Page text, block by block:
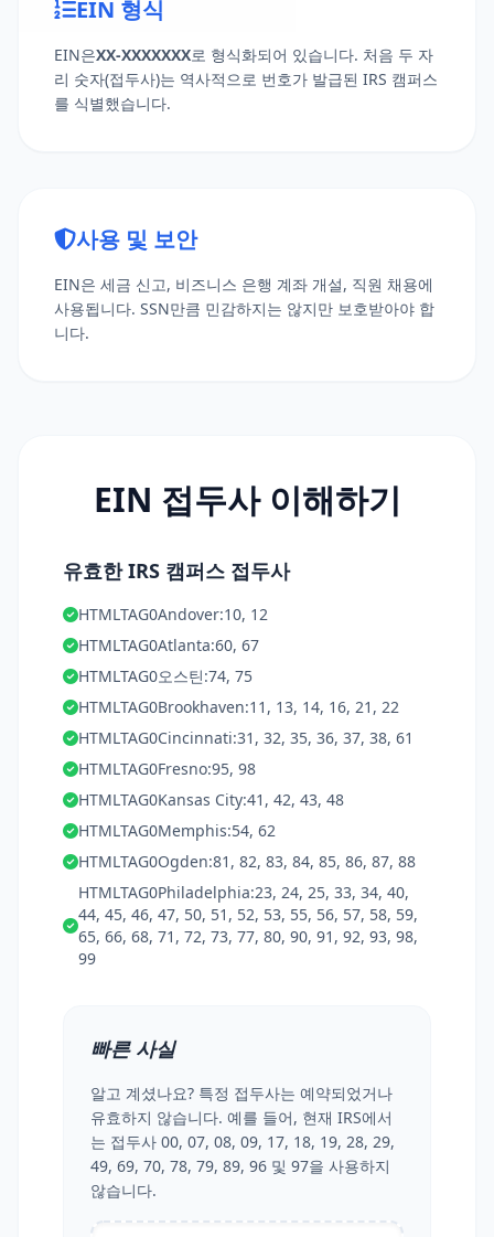
88-6748113
EIN 형식
EIN은XX-XXXXXXX로 형식화되어 있습니다. 처음 두 자
리 숫자(접두사)는 역사적으로 번호가 발급된 IRS 캠퍼스
를 식별했습니다.
사용 및 보안
EIN은 세금 신고, 비즈니스 은행 계좌 개설, 직원 채용에
사용됩니다. SSN만큼 민감하지는 않지만 보호받아야 합
니다.
EIN 접두사 이해하기
유효한 IRS 캠퍼스 접두사
HTMLTAG0Andover:10, 12
HTMLTAG0Atlanta:60, 67
HTMLTAG0오스틴:74, 75
HTMLTAG0Brookhaven:11, 13, 14, 16, 21, 22
HTMLTAG0Cincinnati:31, 32, 35, 36, 37, 38, 61
HTMLTAG0Fresno:95, 98
HTMLTAG0Kansas City:41, 42, 43, 48
HTMLTAG0Memphis:54, 62
HTMLTAG0Ogden:81, 82, 83, 84, 85, 86, 87, 88
HTMLTAG0Philadelphia:23, 24, 25, 33, 34, 40,
44, 45, 46, 47, 50, 51, 52, 53, 55, 56, 57, 58, 59,
65, 66, 68, 71, 72, 73, 77, 80, 90, 91, 92, 93, 98,
99
빠른 사실
알고 계셨나요? 특정 접두사는 예약되었거나
유효하지 않습니다. 예를 들어, 현재 IRS에서
는 접두사 00, 07, 08, 09, 17, 18, 19, 28, 29,
49, 69, 70, 78, 79, 89, 96 및 97을 사용하지
않습니다.